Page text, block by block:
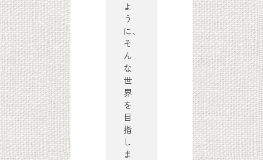
よ
う
に、
そ
ん
な
世
界
を
目
指
し
ま